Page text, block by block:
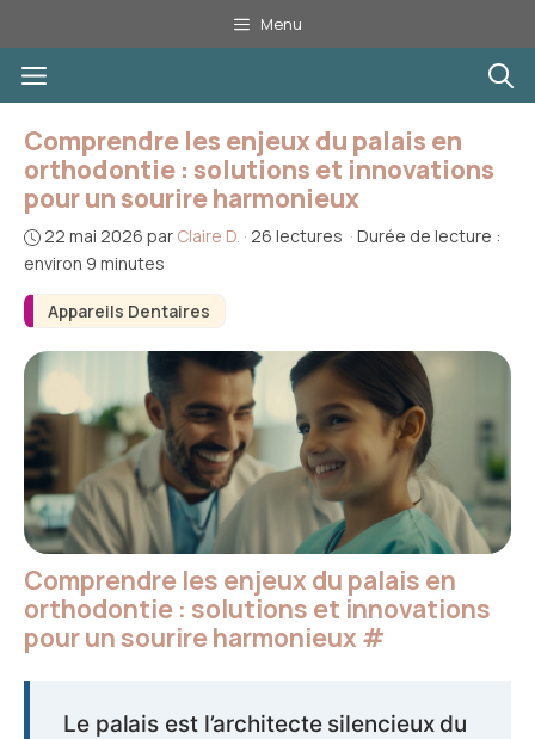
au
contenu
Menu
Menu
Appareils Dentaires
Comprendre les enjeux du palais en
orthodontie : solutions et innovations
pour un sourire harmonieux
22 mai 2026 par Claire D. · 26 lectures · Durée de lecture :
environ 9 minutes
Comprendre les enjeux du palais en
orthodontie : solutions et innovations
pour un sourire harmonieux #
Le palais est l’architecte silencieux du